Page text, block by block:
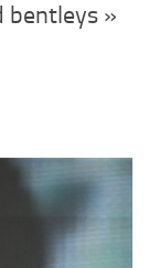
bentleys »